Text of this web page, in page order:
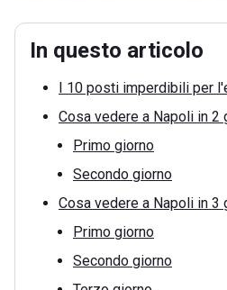
In questo articolo
I 10 posti imperdibili per
Cosa vedere a Napoli in 2
Primo giorno
Secondo giorno
Cosa vedere a Napoli in 3
Primo giorno
Secondo giorno